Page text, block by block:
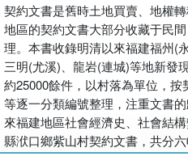
契約文書是舊時土地買賣、地權
地區的契約文書大部分收藏于民
理。本書收錄明清以來福建福州(
三明(尤溪)、龍岩(連城)等地新發
約25000餘件，以村落為單位，
等逐一分類編號整理，注重文書
來福建地區社會經濟史、社會結
縣洑口鄉紫山村契約文書，共分